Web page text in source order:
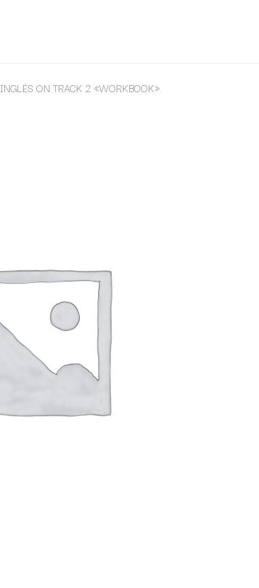
INGLÉS ON TRACK 2 «WORKBOOK».